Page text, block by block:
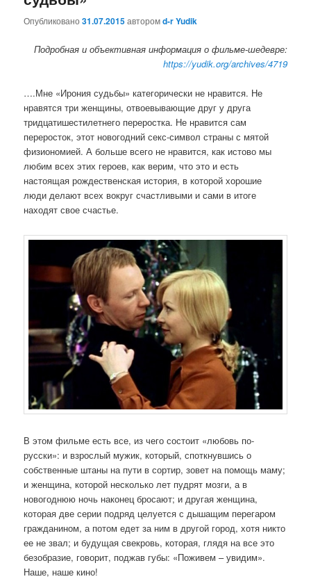
Опубликовано31.07.2015авторомd-r Yudik
Подробная и объективная информация о фильме-шедевре:
https://yudik.org/archives/4719
….Мне «Ирония судьбы» категорически не нравится. Не
нравятся три женщины, отвоевывающие друг у друга
тридцатишестилетнего переростка. Не нравится сам
переросток, этот новогодний секс-символ страны с мятой
физиономией. А больше всего не нравится, как истово мы
любим всех этих героев, как верим, что это и есть
настоящая рождественская история, в которой хорошие
люди делают всех вокруг счастливыми и сами в итоге
находят свое счастье.
В этом фильме есть все, из чего состоит «любовь по-
русски»: и взрослый мужик, который, споткнувшись о
собственные штаны на пути в сортир, зовет на помощь маму;
и женщина, которой несколько лет пудрят мозги, а в
новогоднюю ночь наконец бросают; и другая женщина,
которая две серии подряд целуется с дышащим перегаром
гражданином, а потом едет за ним в другой город, хотя никто
ее не звал; и будущая свекровь, которая, глядя на все это
безобразие, говорит, поджав губы: «Поживем – увидим».
Наше, наше кино!